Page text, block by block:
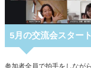
5月の交流会スター
参加者全員で拍手をしなが